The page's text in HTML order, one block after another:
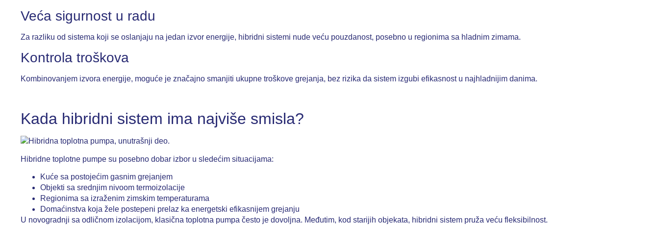
Veća sigurnost u radu
Za razliku od sistema koji se oslanjaju na jedan izvor energije, hibridni sistemi nude veću pouzdanost, posebno u regionima sa hladnim zimama.
Kontrola troškova
Kombinovanjem izvora energije, moguće je značajno smanjiti ukupne troškove grejanja, bez rizika da sistem izgubi efikasnost u najhladnijim danima.
Kada hibridni sistem ima najviše smisla?
Hibridne toplotne pumpe su posebno dobar izbor u sledećim situacijama:
Kuće sa postojećim gasnim grejanjem
Objekti sa srednjim nivoom termoizolacije
Regionima sa izraženim zimskim temperaturama
Domaćinstva koja žele postepeni prelaz ka energetski efikasnijem grejanju
U novogradnji sa odličnom izolacijom, klasična toplotna pumpa često je dovoljna. Međutim, kod starijih objekata, hibridni sistem pruža veću fleksibilnost.